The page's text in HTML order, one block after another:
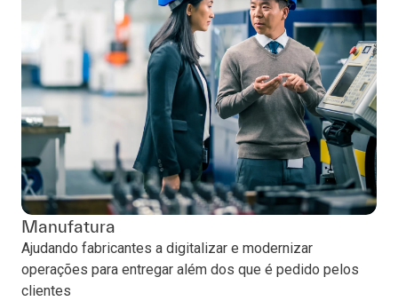
Manufatura
Ajudando fabricantes a digitalizar e modernizar
operações para entregar além dos que é pedido pelos
clientes